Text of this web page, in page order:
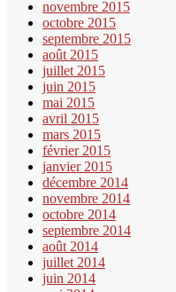
novembre 2015
octobre 2015
septembre 2015
août 2015
juillet 2015
juin 2015
mai 2015
avril 2015
mars 2015
février 2015
janvier 2015
décembre 2014
novembre 2014
octobre 2014
septembre 2014
août 2014
juillet 2014
juin 2014